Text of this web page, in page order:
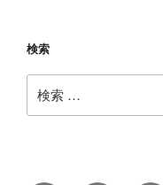
検索
索: